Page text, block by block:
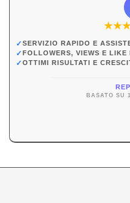
★★
✓SERVIZIO RAPIDO E
✓FOLLOWERS, VIEWS E
✓OTTIMI RISULTATI E
BASATO SU